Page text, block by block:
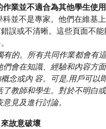
業並不適合為其他學生使用
並不是專家。他們在維基
誤或不清晰。這些頁面不
有的。所有共同作業都會有
們會在知識、經驗和內容方
念或內 容。可是,用戶可以
教師和學生。對於不明白
見及進行討論。
故意破壞